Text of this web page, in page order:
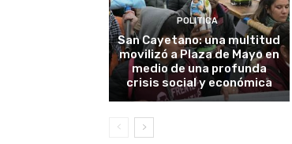
POLITICA
San Cayetano: una multitud
movilizó a Plaza de Mayo en
medio de una profunda
crisis social y económica